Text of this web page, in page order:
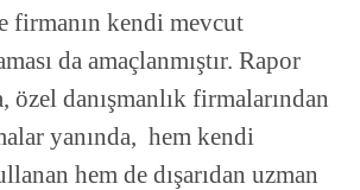
firmanın kendi mevcut
da amaçlanmıştır. Rapor
özel danışmanlık firmalarından
yanında, hem kendi
hem de dışarıdan uzman